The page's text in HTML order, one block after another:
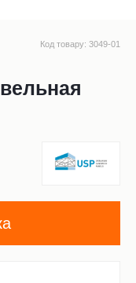
Код товару: 3049-01